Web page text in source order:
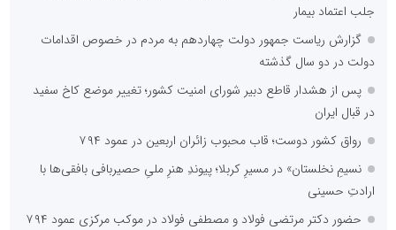
جلب اعتماد بیمار
گزارش ریاست جمهور دولت چهاردهم به مردم در خصوص اقدامات
دولت در دو سال گذشته
پس از هشدار قاطع دبیر شورای امنیت کشور؛ تغییر موضع کاخ سفید
در قبال ایران
رواق کشور دوست؛ قاب محبوب زائران اربعین در عمود ۷۹۴
نسیمِ نخلستان» در مسیرِ کربلا؛ پیوندِ هنرِ ملیِ حصیربافی بافقی‌ها با
ارادتِ حسینی
حضور دکتر مرتضی فولاد و مصطفی فولاد در موکب مرکزی عمود ۷۹۴